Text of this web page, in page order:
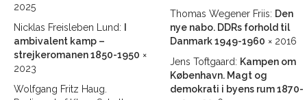
2025
Nicklas Freisleben Lund: I
ambivalent kamp –
strejkeromanen 1850-1950 ×
2023
Wolfgang Fritz Haug.
Thomas Wegener Friis: Den
nye nabo. DDRs forhold til
Danmark 1949-1960 × 2016
Jens Toftgaard: Kampen om
København. Magt og
demokrati i byens rum 1870-